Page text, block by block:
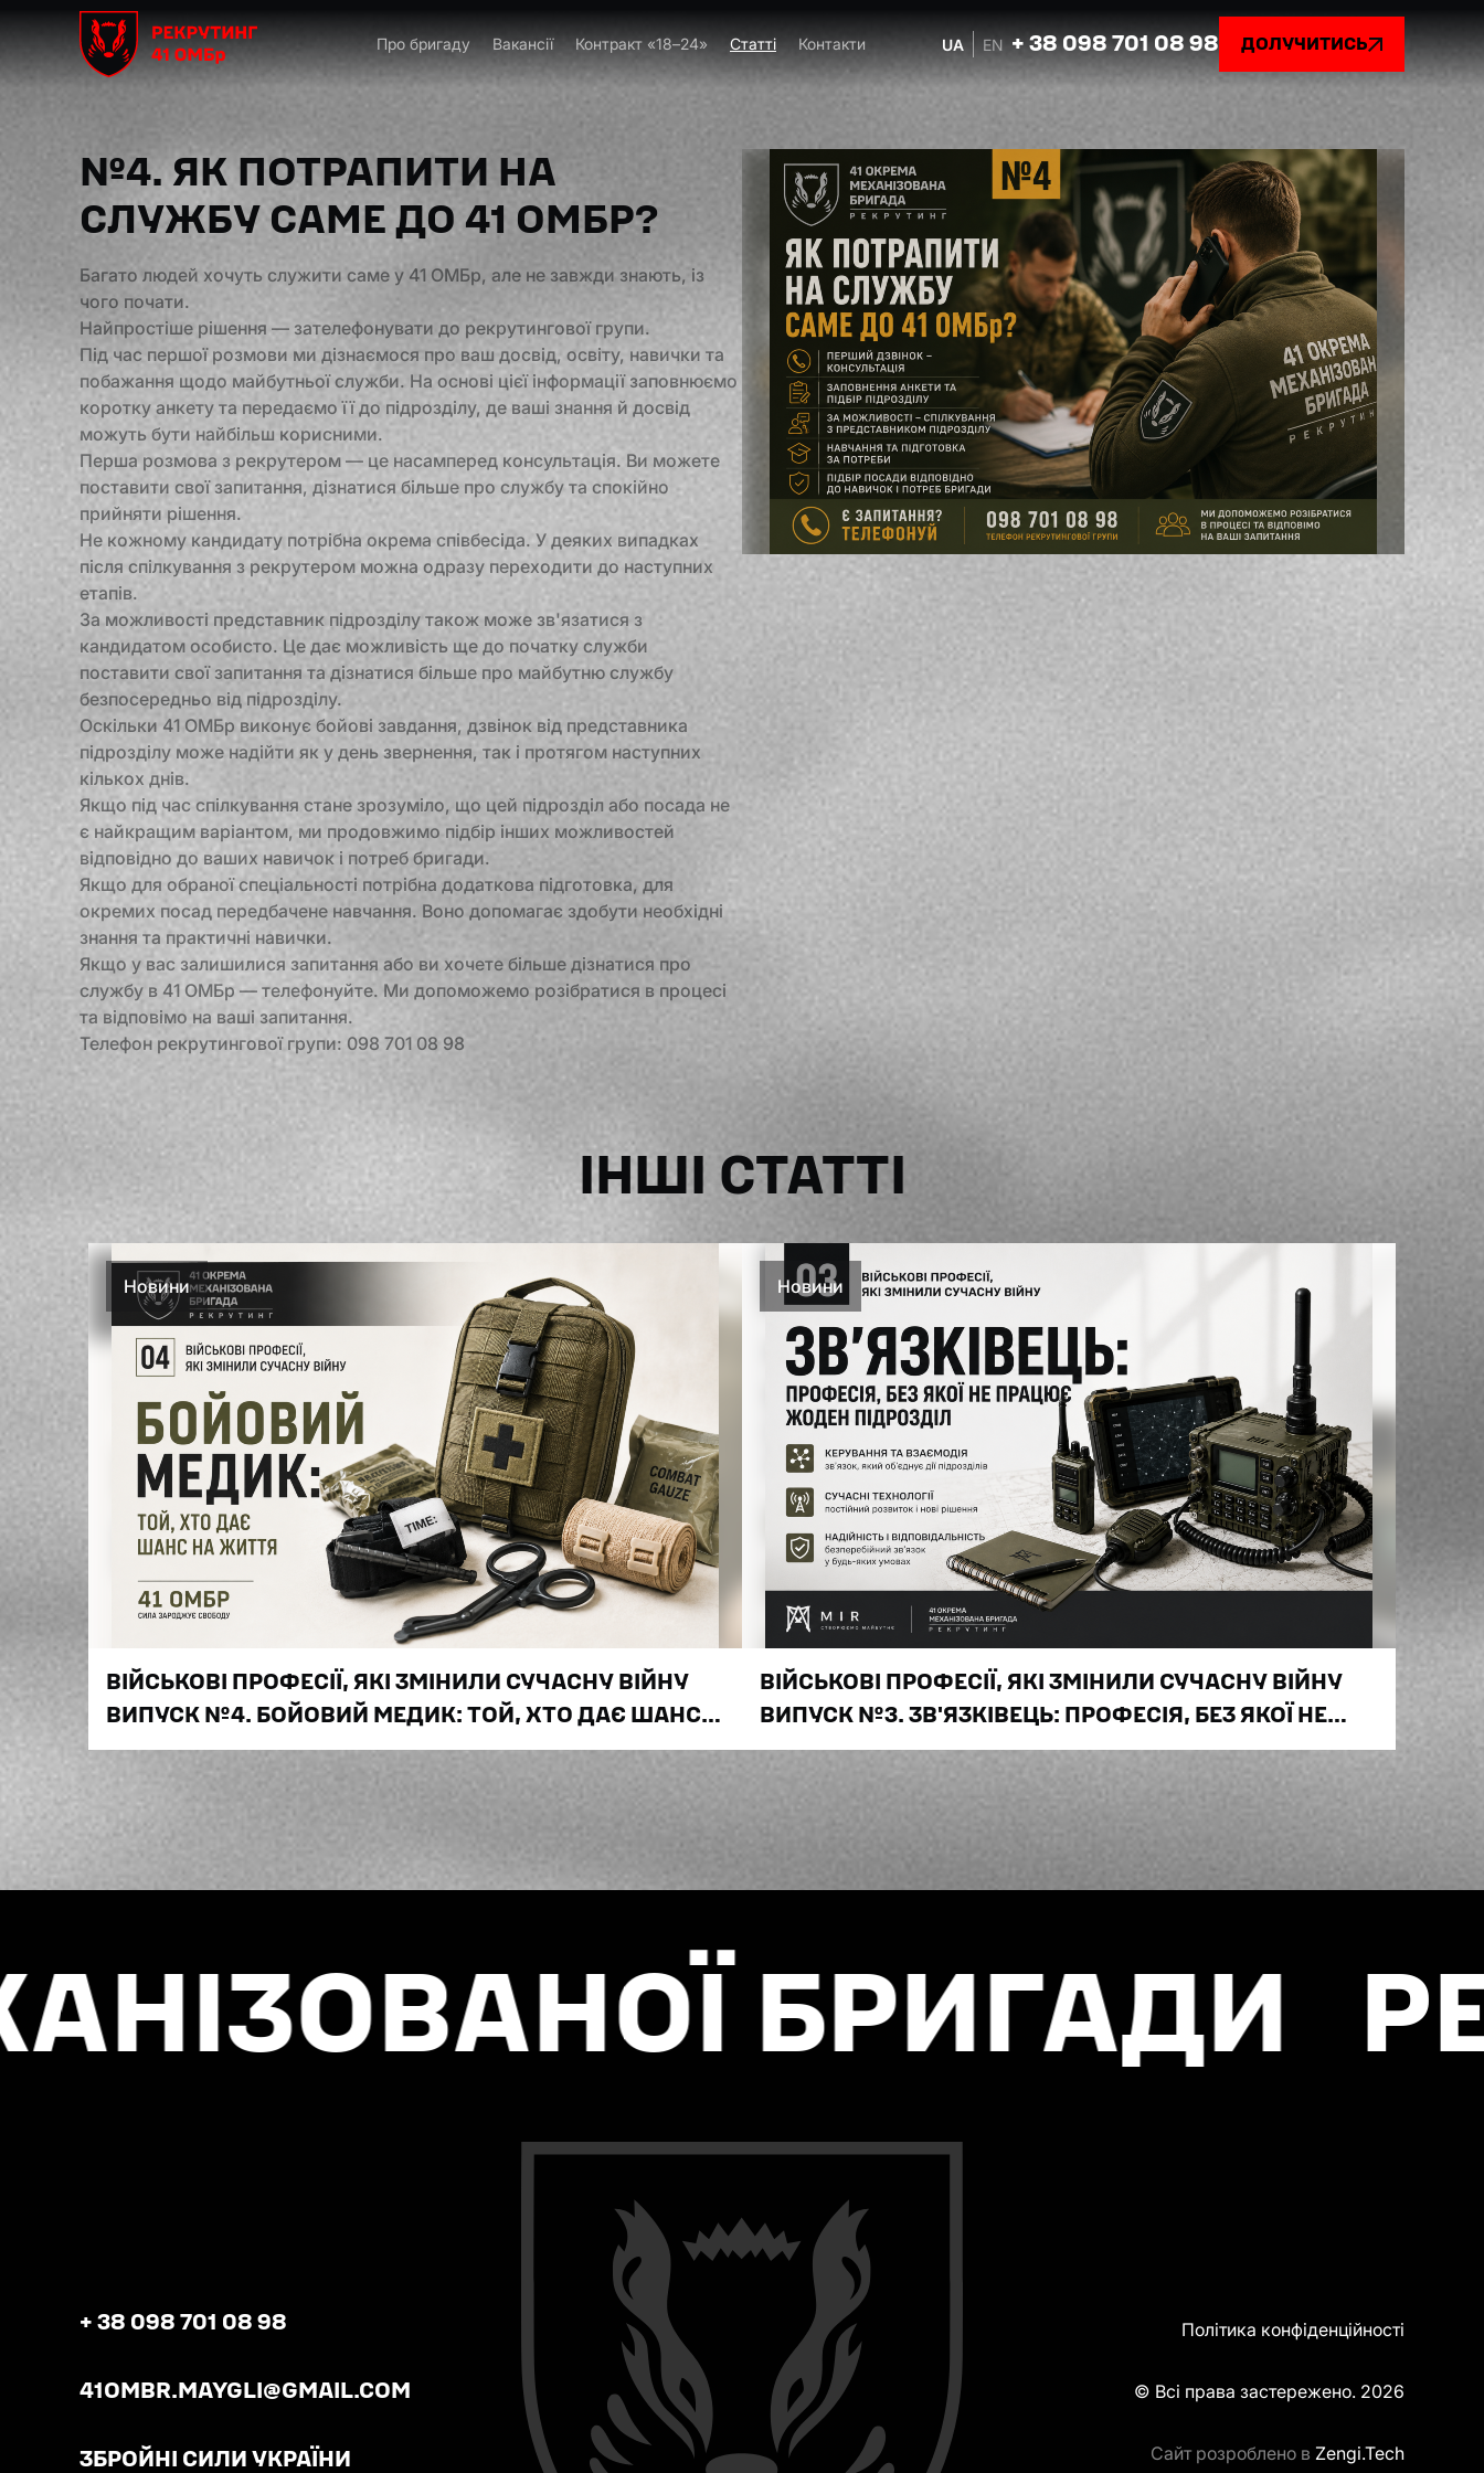
Про бригаду Вакансії Контракт «18–24» Статті Контакти UA EN + 38 098 701 08 98 ДОЛУЧИТИСЬ
№4. ЯК ПОТРАПИТИ НА
СЛУЖБУ САМЕ ДО 41 ОМБР?
Багато людей хочуть служити саме у 41 ОМБр, але не завжди знають, із
чого почати.
Найпростіше рішення — зателефонувати до рекрутингової групи.
Під час першої розмови ми дізнаємося про ваш досвід, освіту, навички та
побажання щодо майбутньої служби. На основі цієї інформації заповнюємо
коротку анкету та передаємо її до підрозділу, де ваші знання й досвід
можуть бути найбільш корисними.
Перша розмова з рекрутером — це насамперед консультація. Ви можете
поставити свої запитання, дізнатися більше про службу та спокійно
прийняти рішення.
Не кожному кандидату потрібна окрема співбесіда. У деяких випадках
після спілкування з рекрутером можна одразу переходити до наступних
етапів.
За можливості представник підрозділу також може зв'язатися з
кандидатом особисто. Це дає можливість ще до початку служби
поставити свої запитання та дізнатися більше про майбутню службу
безпосередньо від підрозділу.
Оскільки 41 ОМБр виконує бойові завдання, дзвінок від представника
підрозділу може надійти як у день звернення, так і протягом наступних
кількох днів.
Якщо під час спілкування стане зрозуміло, що цей підрозділ або посада не
є найкращим варіантом, ми продовжимо підбір інших можливостей
відповідно до ваших навичок і потреб бригади.
Якщо для обраної спеціальності потрібна додаткова підготовка, для
окремих посад передбачене навчання. Воно допомагає здобути необхідні
знання та практичні навички.
Якщо у вас залишилися запитання або ви хочете більше дізнатися про
службу в 41 ОМБр — телефонуйте. Ми допоможемо розібратися в процесі
та відповімо на ваші запитання.
Телефон рекрутингової групи: 098 701 08 98
ІНШІ СТАТТІ
Новини
ВІЙСЬКОВІ ПРОФЕСІЇ, ЯКІ ЗМІНИЛИ СУЧАСНУ ВІЙНУ
ВИПУСК №4. БОЙОВИЙ МЕДИК: ТОЙ, ХТО ДАЄ ШАНС
НА ЖИТТЯ
Новини
ВІЙСЬКОВІ ПРОФЕСІЇ, ЯКІ ЗМІНИЛИ СУЧАСНУ ВІЙНУ
ВИПУСК №3. ЗВ'ЯЗКІВЕЦЬ: ПРОФЕСІЯ, БЕЗ ЯКОЇ НЕ
ПРАЦЮЄ ЖОДЕН ПІДРОЗДІЛ
БРИГАДИ
+ 38 098 701 08 98
41OMBR.MAYGLI@GMAIL.COM
ЗБРОЙНІ СИЛИ УКРАЇНИ
Політика конфіденційності
© Всі права застережено. 2026
Сайт розроблено в Zengi.Tech